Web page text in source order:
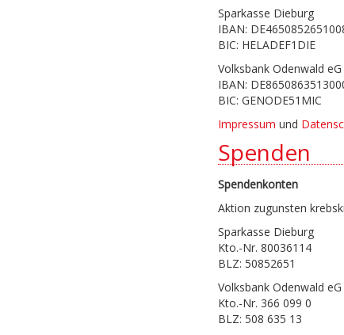
Sparkasse Dieburg
IBAN:
BIC: HELADEF1DIE
Volksbank Odenwald eG
IBAN:
BIC: GENODE51MIC
Impressum und
Spenden
Spendenkonten
Aktion zugunsten
Sparkasse Dieburg
Kto.-Nr. 80036114
BLZ: 50852651
Volksbank Odenwald eG
Kto.-Nr. 366 099 0
BLZ: 508 635 13